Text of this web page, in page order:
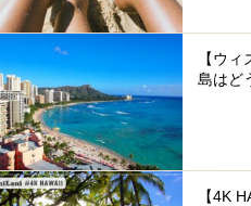
【ウ
島はど
【4K